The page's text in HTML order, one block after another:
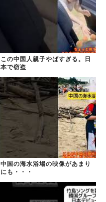
この中国人親子やばすぎる。日
本で窃盗
中国の海水浴場の映像があまり
にも・・・